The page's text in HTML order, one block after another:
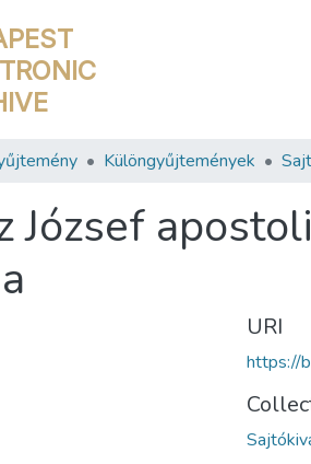
Különgyűjtemények
József
URI
https://